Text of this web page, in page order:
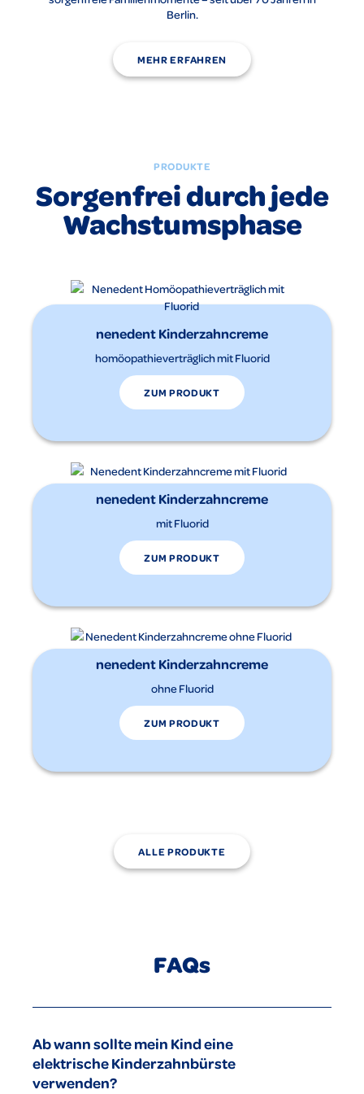
Berlin.
MEHR ERFAHREN
PRODUKTE
Sorgenfrei durch jede
Wachstumsphase
nenedent Kinderzahncreme
homöopathieverträglich mit Fluorid
ZUM PRODUKT
nenedent Kinderzahncreme
mit Fluorid
ZUM PRODUKT
nenedent Kinderzahncreme
ohne Fluorid
ZUM PRODUKT
ALLE PRODUKTE
FAQs
Ab wann sollte mein Kind eine
elektrische Kinderzahnbürste
verwenden?